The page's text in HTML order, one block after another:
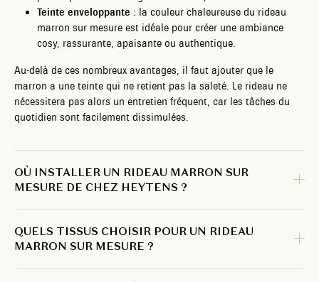
Teinte enveloppante : la couleur chaleureuse du rideau
marron sur mesure est idéale pour créer une ambiance
cosy, rassurante, apaisante ou authentique.
Au-delà de ces nombreux avantages, il faut ajouter que le
marron a une teinte qui ne retient pas la saleté. Le rideau ne
nécessitera pas alors un entretien fréquent, car les tâches du
quotidien sont facilement dissimulées.
OÙ INSTALLER UN RIDEAU MARRON SUR
MESURE DE CHEZ HEYTENS ?
QUELS TISSUS CHOISIR POUR UN RIDEAU
MARRON SUR MESURE ?